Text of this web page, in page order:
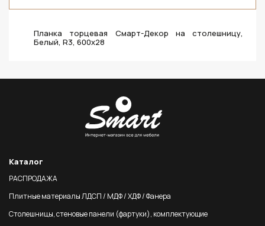
Планка торцевая Смарт-Декор на столешницу,
Белый, R3, 600x28
Каталог
РАСПРОДАЖА
Плитные материалы ЛДСП / МДФ / ХДФ / Фанера
Столешницы, стеновые панели (фартуки), комплектующие